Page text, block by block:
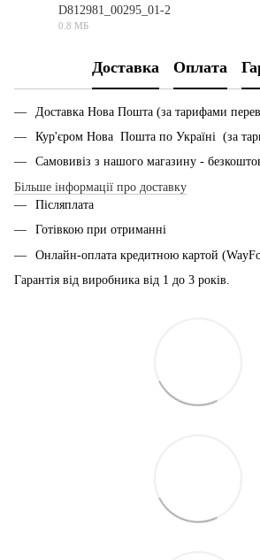
D812981_00295_01-2
0.8 МБ
Доставка Оплата
Доставка Нова Пошта (за тарифами
Кур'єром Нова Пошта по Україні (за
Самовивіз з нашого магазину -
Більше інформації про доставку
Післяплата
Готівкою при отриманні
Онлайн-оплата кредитною картой
Гарантія від виробника від 1 до 3 років.